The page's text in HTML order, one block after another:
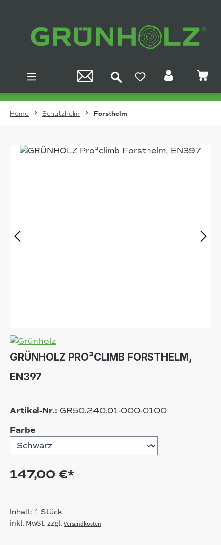
Home Schutzhelm Forsthelm
Bildergalerie überspringen
GRÜNHOLZ PRO³CLIMB FORSTHELM,
EN397
Artikel-Nr.: GR50.240.01-000-0100
Farbeauswählen
147,00 €*
Inhalt: 1 Stück
inkl. MwSt. zzgl. Versandkosten